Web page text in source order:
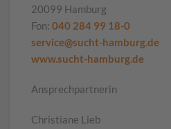
20099 Hamburg
Fon: 040 284 99 18-0
service@sucht-hamburg.de
www.sucht-hamburg.de
Ansprechpartnerin
Christiane Lieb